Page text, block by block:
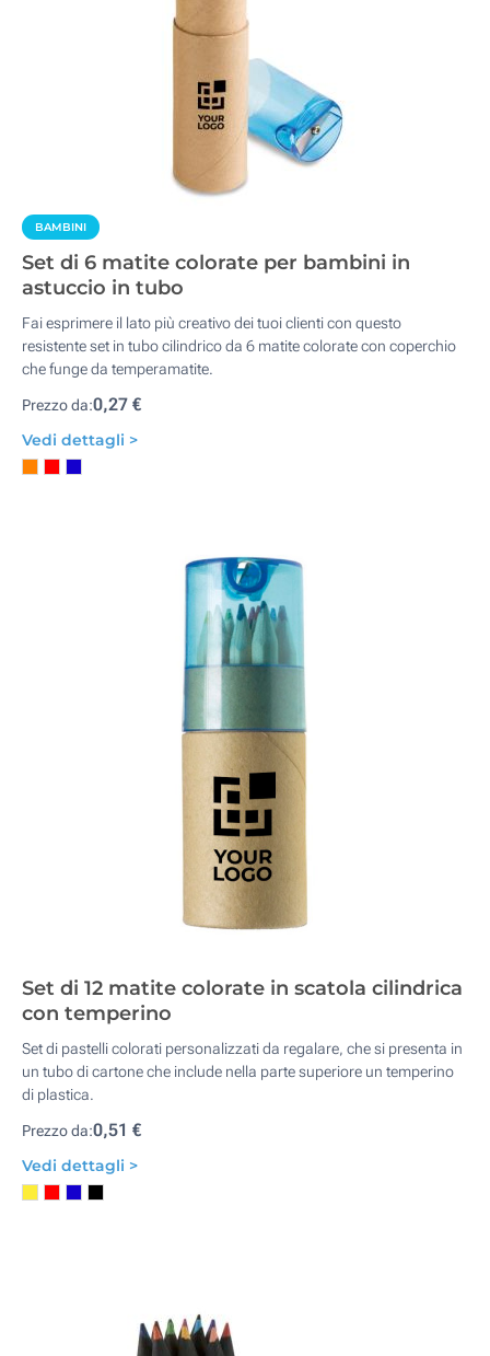
BAMBINI
Set di 6 matite colorate per bambini in
astuccio in tubo
Fai esprimere il lato più creativo dei tuoi clienti con questo
resistente set in tubo cilindrico da 6 matite colorate con coperchio
che funge da temperamatite.
Prezzo da:0,27 €
Vedi dettagli >
Set di 12 matite colorate in scatola cilindrica
con temperino
Set di pastelli colorati personalizzati da regalare, che si presenta in
un tubo di cartone che include nella parte superiore un temperino
di plastica.
Prezzo da:0,51 €
Vedi dettagli >